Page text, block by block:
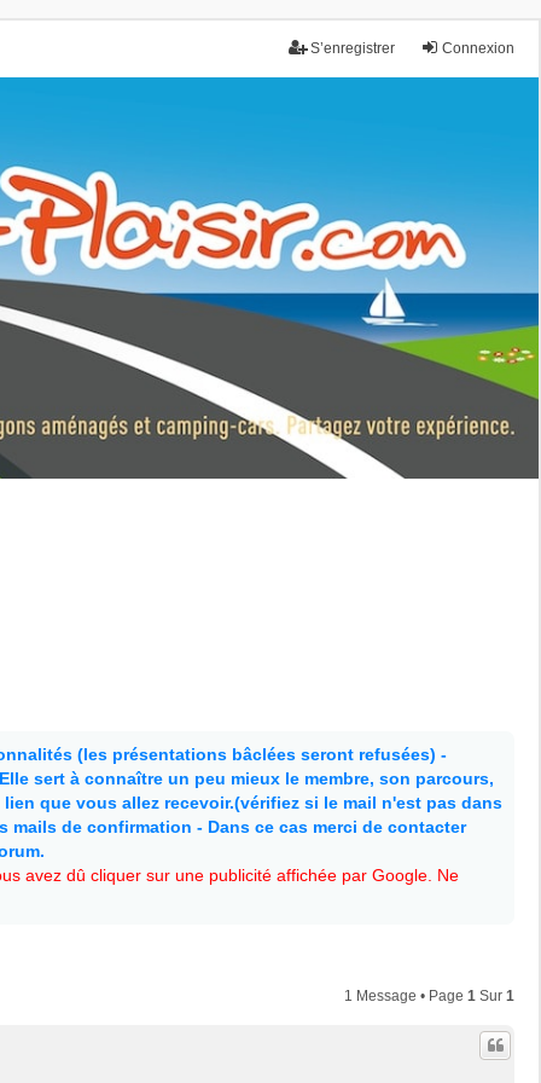
Connexion
S’enregistrer
(les présentations bâclées seront refusées) -
sert à connaître un peu mieux le membre, son parcours,
que vous allez recevoir.(vérifiez si le mail n'est pas dans
de confirmation - Dans ce cas merci de contacter
avez dû cliquer sur une publicité affichée par Google. Ne
1 Message • Page 1 Sur 1